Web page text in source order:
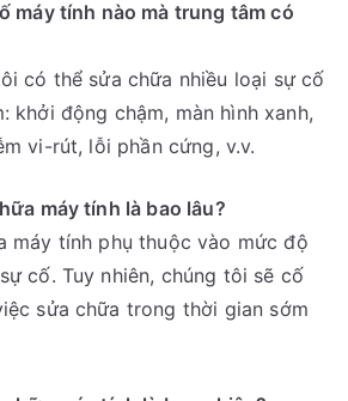
máy tính nào mà trung tâm có
có thể sửa chữa nhiều loại sự cố
khởi động chậm, màn hình xanh,
vi-rút, lỗi phần cứng, v.v.
máy tính là bao lâu?
máy tính phụ thuộc vào mức độ
cố. Tuy nhiên, chúng tôi sẽ cố
sửa chữa trong thời gian sớm